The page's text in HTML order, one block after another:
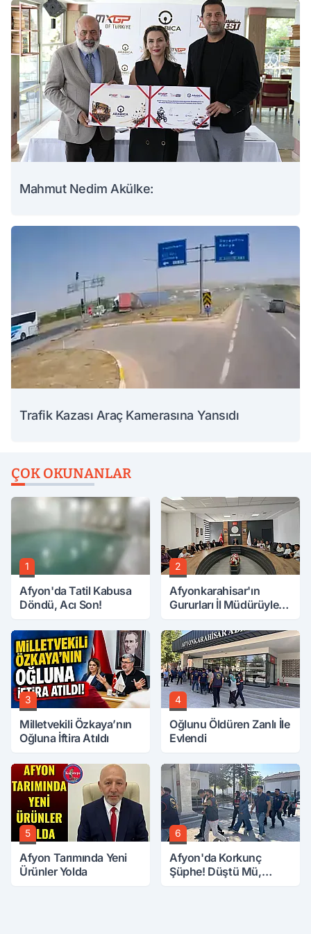
Mahmut Nedim Akülke:
Trafik Kazası Araç Kamerasına Yansıdı
ÇOK OKUNANLAR
1
Afyon'da Tatil Kabusa
Döndü, Acı Son!
2
Afyonkarahisar'ın
Gururları İl Müdürüyle
3
Milletvekili Özkaya’nın
Oğluna İftira Atıldı
4
Oğlunu Öldüren Zanlı İle
Evlendi
5
Afyon Tarımında Yeni
Ürünler Yolda
6
Afyon'da Korkunç
Şüphe! Düştü Mü,